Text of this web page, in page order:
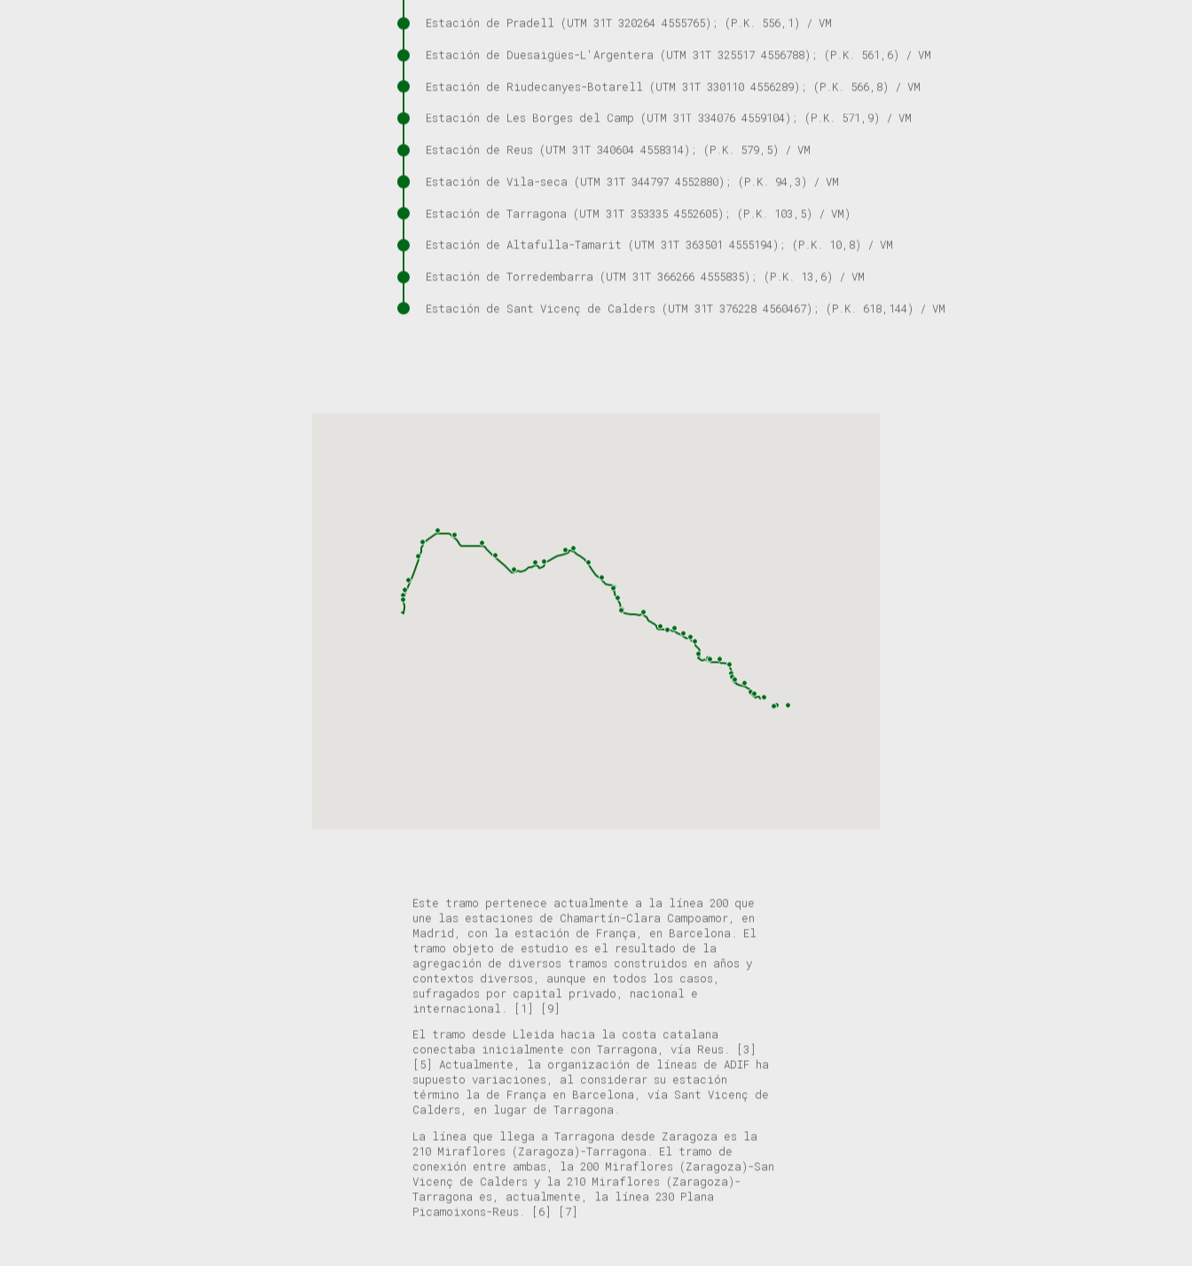
Estación de Pradell (UTM 31T 320264 4555765); (P.K. 556,1) / VM
Estación de Duesaigües-L'Argentera (UTM 31T 325517 4556788); (P.K. 561,6) / VM
Estación de Riudecanyes-Botarell (UTM 31T 330110 4556289); (P.K. 566,8) / VM
Estación de Les Borges del Camp (UTM 31T 334076 4559104); (P.K. 571,9) / VM
Estación de Reus (UTM 31T 340604 4558314); (P.K. 579,5) / VM
Estación de Vila-seca (UTM 31T 344797 4552880); (P.K. 94,3) / VM
Estación de Tarragona (UTM 31T 353335 4552605); (P.K. 103,5) / VM)
Estación de Altafulla-Tamarit (UTM 31T 363501 4555194); (P.K. 10,8) / VM
Estación de Torredembarra (UTM 31T 366266 4555835); (P.K. 13,6) / VM
Estación de Sant Vicenç de Calders (UTM 31T 376228 4560467); (P.K. 618,144) / VM
Este tramo pertenece actualmente a la línea 200 que
une las estaciones de Chamartín-Clara Campoamor, en
Madrid,
con la estación de França , en Barcelona. El
tramo objeto de estudio es el resultado de la
agregación de diversos tramos construidos en años y
contextos diversos, aunque en todos los casos,
sufragados por capital privado, nacional e
internacional.
[1]
[9]
El tramo desde Lleida hacia la costa catalana
conectaba inicialmente con Tarragona, vía Reus.
[3]
[5]
Actualmente , la organización de líneas de ADIF ha
supuesto variaciones , al considerar su estación
término
la de França en Barcelona, vía Sant Vicenç de
Calders, en lugar de Tarragona.
La línea que llega a Tarragona desde Zaragoza es la
210 Miraflores (Zaragoza)-Tarragona. El tramo de
conexión entre ambas, la 200 Miraflores (Zaragoza)-San
Vicenç de Calders y la 210 Miraflores (Zaragoza)-
Tarragona es, actualmente, la línea 230 Plana
Picamoixons-Reus. [6] [7]